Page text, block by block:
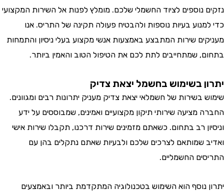
נוספים לציוד החשמלי שלכם. מומלץ לפנות אל השירות המקצועי
בעיות נוספות ולהבטיח פעולה תקינה של התריס. אנו
שירות המתבצע באמצעות אנשי מקצוע בעלי ניסיון והתמחות
שמתחייבים לתת לכם את הטיפול הטוב והאמין ביותר.
בשימוש בחשמל יצאת צדיק
בשירות של חשמלאי יצאת צדיק מעניק יתרונות רבים ומגוונים.
מציעה שירותי תיקון מקצועיים ואמינים, שמבוססים על ידע
רב בתחום. כשאתם מזמינים שירות דרכנו, תקבלו שירות אישי
שמותאם לצרכים שלכם ולבעיות שאתם נתקלים בהן עם
החשמליים.
נוסף הוא השימוש בטכנולוגיה המתקדמת ביותר ובאמצעים